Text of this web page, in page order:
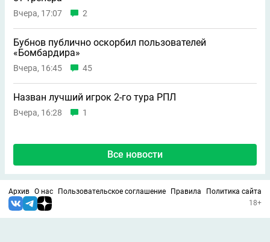
Вчера, 17:07 2
Бубнов публично оскорбил пользователей
«Бомбардира»
Вчера, 16:45 45
Назван лучший игрок 2-го тура РПЛ
Вчера, 16:28 1
Все новости
Архив О нас Пользовательское соглашение Правила
Политика сайта
18+